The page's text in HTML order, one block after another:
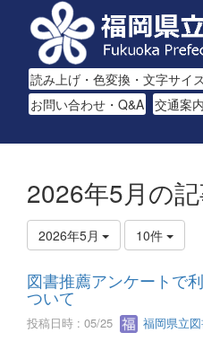
読み上げ・色変換・文字サイ
お問い合わせ・Q&A 交通案内
2026年5月の
2026年5月 10件
図書推薦アンケートで
ついて
投稿日時 : 05/25 福岡県立